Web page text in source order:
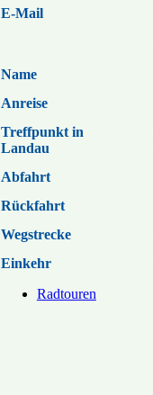
E-Mail
Name
Anreise
Treffpunkt in
Landau
Abfahrt
Rückfahrt
Wegstrecke
Einkehr
Radtouren